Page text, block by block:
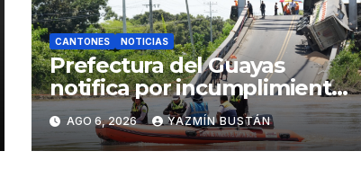
CANTONES NOTICIAS
Prefectura del Guayas
notifica por incumplimiento
contractual a la
Concesionaria CONORTE y
exige celeridad en
AGO 6, 2026 YAZMÍN BUSTÁN